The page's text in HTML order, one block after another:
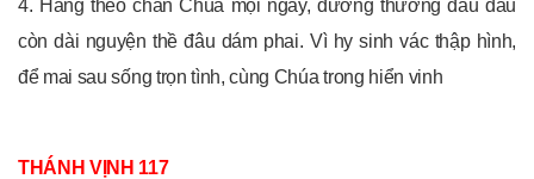
4. Hằng theo chân Chúa mọi ngày, đường thương đau dẫu
còn dài nguyện thề đâu dám phai. Vì hy sinh vác thập hình,
để mai sau sống trọn tình, cùng Chúa trong hiển vinh
THÁNH VỊNH 117